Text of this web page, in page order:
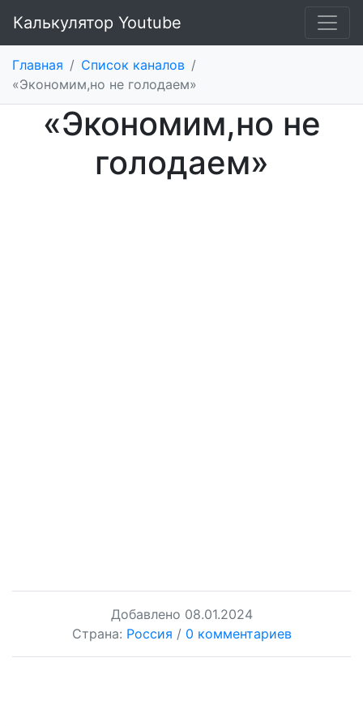
Калькулятор Youtube
Главная / Список каналов /
«Экономим,но не голодаем»
«Экономим,но не
голодаем»
Добавлено 08.01.2024
Страна: Россия / 0 комментариев